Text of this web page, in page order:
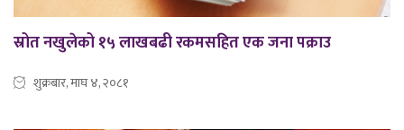
स्रोत नखुलेको १५ लाखबढी रकमसहित एक जना पक्राउ
शुक्रबार, माघ ४, २०८१